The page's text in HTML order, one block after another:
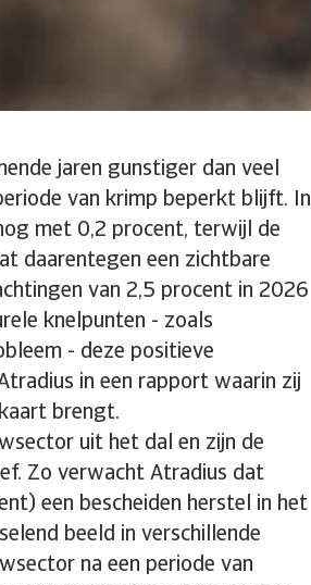
jaren gunstiger dan veel
van krimp beperkt blijft. In
met 0,2 procent, terwijl de
daarentegen een zichtbare
van 2,5 procent in 2026
knelpunten - zoals
- deze positieve
in een rapport waarin zij
brengt.
uit het dal en zijn de
Zo verwacht Atradius dat
een bescheiden herstel in het
beeld in verschillende
na een periode van